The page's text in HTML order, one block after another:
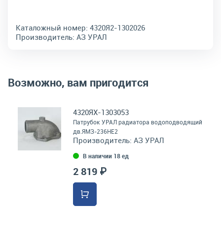
Каталожный номер: 4320Я2-1302026
Производитель: АЗ УРАЛ
Возможно, вам пригодится
4320ЯХ-1303053
Патрубок УРАЛ радиатора водоподводящий
дв.ЯМЗ-236НЕ2
Производитель: АЗ УРАЛ
В наличии 18 ед
2 819 ₽